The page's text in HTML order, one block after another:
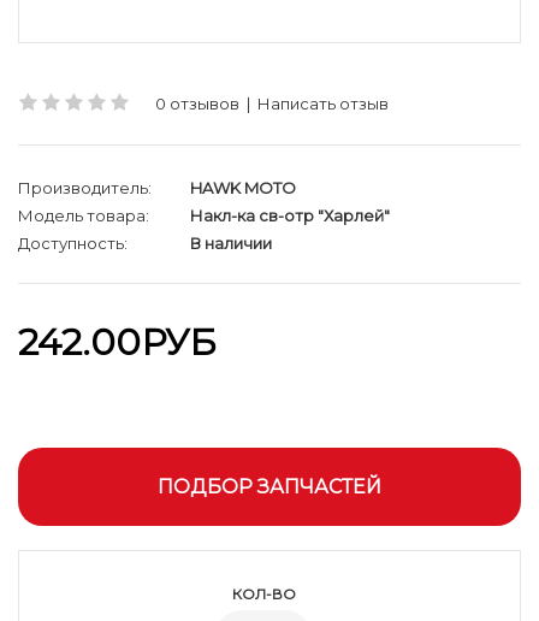
0 отзывов | Написать отзыв
Производитель:
HAWK MOTO
Модель товара:
Накл-ка св-отр "Харлей"
Доступность:
В наличии
242.00РУБ
ПОДБОР ЗАПЧАСТЕЙ
КОЛ-ВО